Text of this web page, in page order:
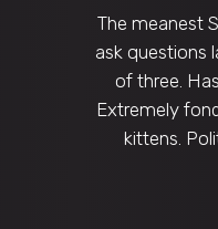
The meanest
ask questions
of three.
Extremely
kittens.